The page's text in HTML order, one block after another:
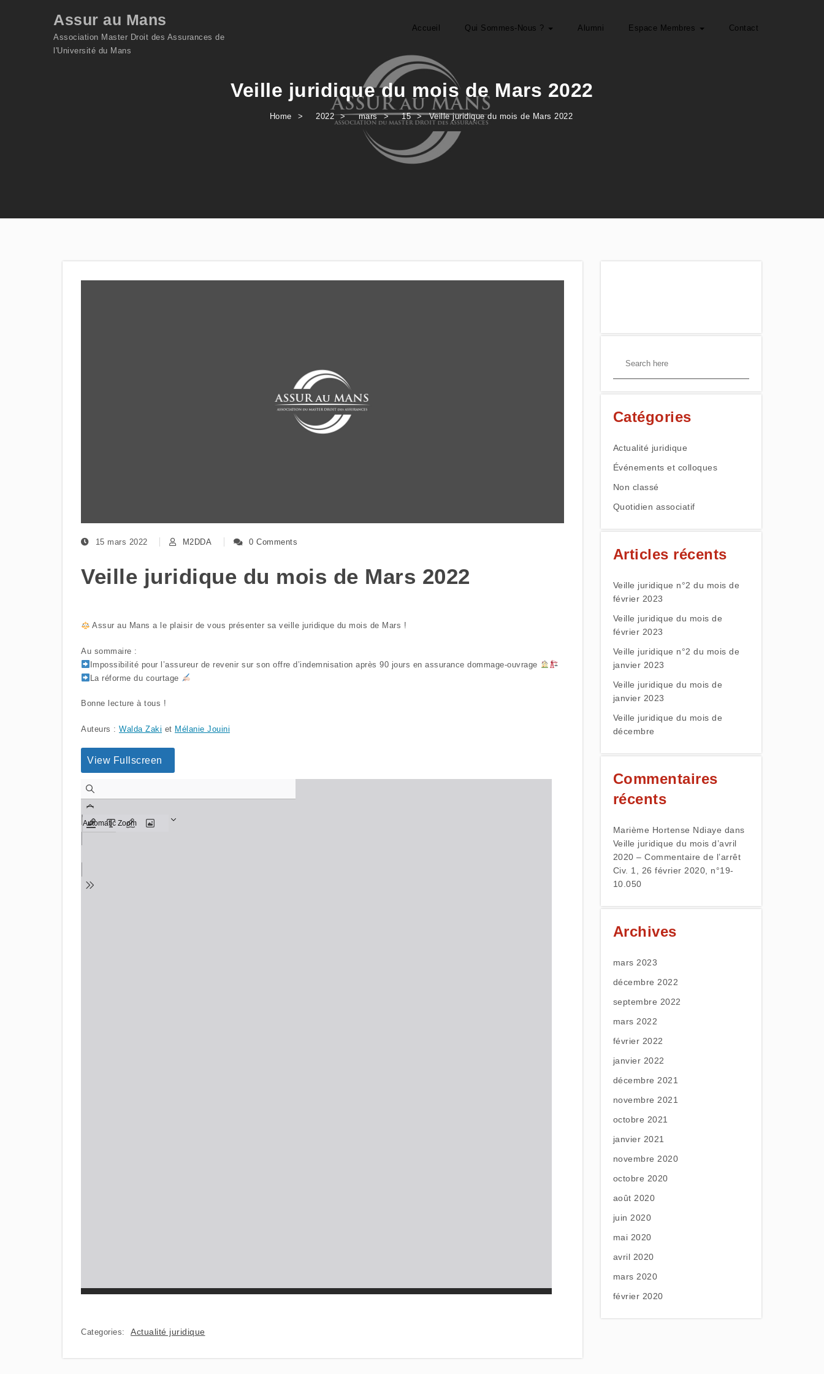
Assur au Mans
Association Master Droit des Assurances de
l'Université du Mans
Accueil Qui Sommes-Nous ? Alumni Espace Membres Contact
Veille juridique du mois de Mars 2022
Home 2022 mars 15 Veille juridique du mois de Mars 2022
15 mars 2022 M2DDA 0 Comments
Veille juridique du mois de Mars 2022
Assur au Mans a le plaisir de vous présenter sa veille juridique du mois de Mars !
Au sommaire :
Impossibilité pour l’assureur de revenir sur son offre d’indemnisation après 90 jours en assurance dommage-ouvrage
La réforme du courtage
Bonne lecture à tous !
Auteurs : Walda Zaki et Mélanie Jouini
View Fullscreen
Categories: Actualité juridique
Catégories
Actualité juridique
Événements et colloques
Non classé
Quotidien associatif
Articles récents
Veille juridique n°2 du mois de
février 2023
Veille juridique du mois de
février 2023
Veille juridique n°2 du mois de
janvier 2023
Veille juridique du mois de
janvier 2023
Veille juridique du mois de
décembre
Commentaires
récents
Marième Hortense Ndiaye dans
Veille juridique du mois d’avril
2020 – Commentaire de l’arrêt
Civ. 1, 26 février 2020, n°19-
10.050
Archives
mars 2023
décembre 2022
septembre 2022
mars 2022
février 2022
janvier 2022
décembre 2021
novembre 2021
octobre 2021
janvier 2021
novembre 2020
octobre 2020
août 2020
juin 2020
mai 2020
avril 2020
mars 2020
février 2020